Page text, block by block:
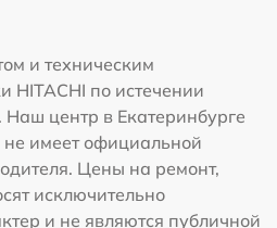
и техническим
HITACHI по истечении
центр в Екатеринбурге
не имеет официальной
Цены на ремонт,
исключительно
и не являются публичной